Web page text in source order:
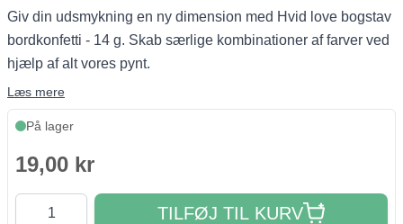
Giv din udsmykning en ny dimension med Hvid love bogstav
bordkonfetti - 14 g. Skab særlige kombinationer af farver ved
hjælp af alt vores pynt.
Læs mere
På lager
19,00 kr
Antal
TILFØJ TIL KURV